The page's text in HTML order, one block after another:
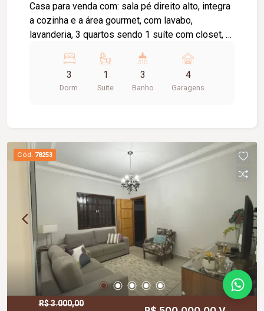
Casa para venda com: sala pé direito alto, integra
a cozinha e a área gourmet, com lavabo,
lavanderia, 3 quartos sendo 1 suíte com closet, 4
3
Dorm.
1
Suite
3
Banho
4
Garagens
Cód. 78253
R$ 3.000,00